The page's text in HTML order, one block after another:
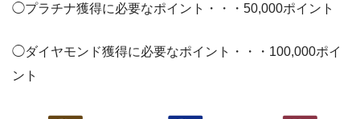
◯プラチナ獲得に必要なポイント・・・50,000ポイント
◯ダイヤモンド獲得に必要なポイント・・・100,000ポイ
ント